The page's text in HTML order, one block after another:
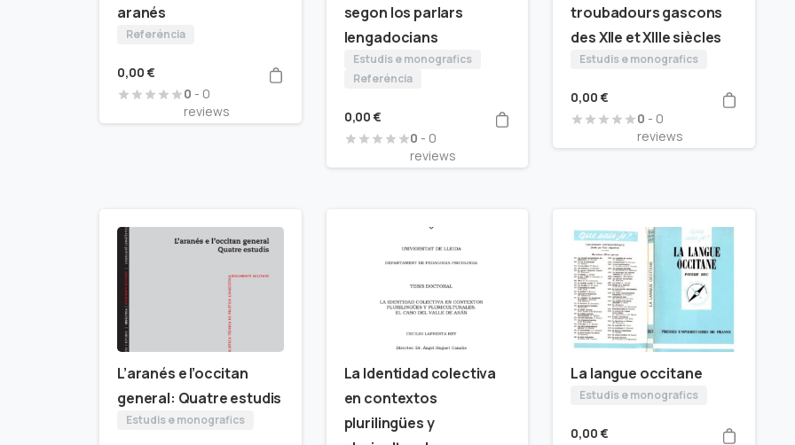
aranés
Referéncia
0,00 €
0 - 0
reviews
segon los parlars
lengadocians
Estudis e monografics
Referéncia
0,00€
0 - 0
reviews
troubadours gascons
des XIIe et XIIIe siècles
Estudis e monografics
0,00 €
0 - 0
reviews
L’aranés e l’occitan
general: Quatre estudis
Estudis e monografics
La Identidad colectiva
en contextos
plurilingües y
La langue occitane
Estudis e monografics
0,00 €